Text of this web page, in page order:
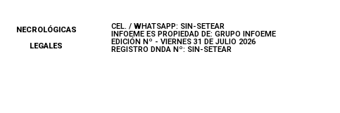
NECROLÓGICAS
LEGALES
CEL. / WHATSAPP: SIN-SETEAR
INFOEME ES PROPIEDAD DE: GRUPO INFOEME
EDICIÓN Nº - VIERNES 31 DE JULIO 2026
REGISTRO DNDA Nº: SIN-SETEAR